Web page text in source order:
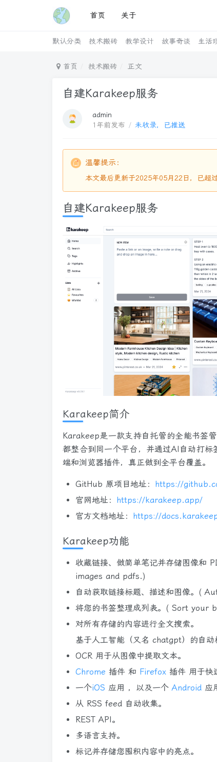
首页 关于
默认分类 技术搬砖 教学设计 故事奇谈 生活
首页 技术搬砖 正文
自建Karakeep服务
admin
1年前发布 / 未收录，已推送
温馨提示：
本文最后更新于2025年05月22日，已超
自建Karakeep服务
Karakeep简介
Karakeep是一款支持自托管的全能书签
都整合到同一个平台，并通过AI自动打
端和浏览器插件，真正做到全平台覆盖。
GitHub 原项目地址：
https://
官网地址：
https://karakeep.app/
官方文档地址：
https://
Karakeep功能
收藏链接、做简单笔记并存储图像
images and pdfs.)
自动获取链接标题、描述和图像。(
将您的书签整理成列表。( Sort your
对所有存储的内容进行全文搜索。
基于人工智能（又名 chatgpt）的自动
OCR 用于从图像中提取文本。
Chrome 插件 和 Firefox 插件 用于快
一个iOS 应用 ，以及一个Android 应
从 RSS feed 自动收集。
REST API。
多语言支持。
标记并存储您囤积内容中的亮点。